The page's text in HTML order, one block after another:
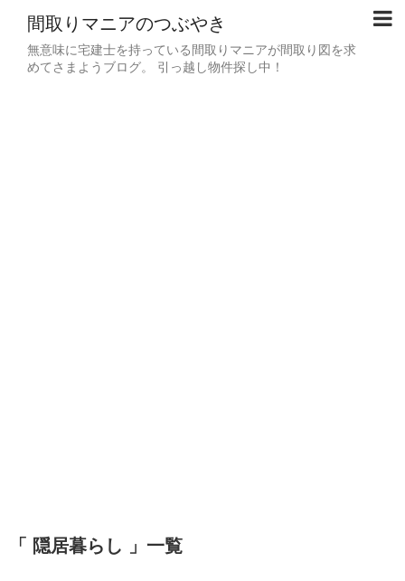
間取りマニアのつぶやき
無意味に宅建士を持っている間取りマニアが間取り図を求
めてさまようブログ。 引っ越し物件探し中！
「 隠居暮らし 」一覧